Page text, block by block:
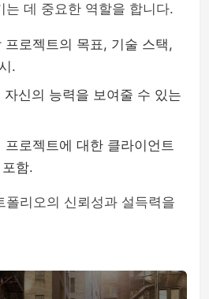
는 데 중요한 역할을 합니다.
프로젝트의 목표, 기술 스택,
.
자신의 능력을 보여줄 수 있는
프로젝트에 대한 클라이언트
함.
폴리오의 신뢰성과 설득력을